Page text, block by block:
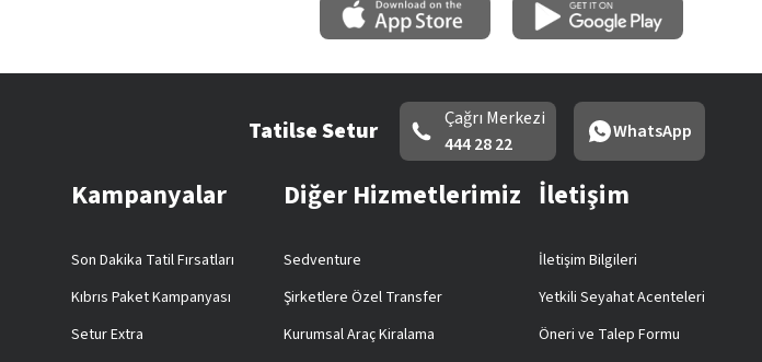
Tatilse Setur
Çağrı Merkezi
444 28 22
WhatsApp
Kampanyalar
Son Dakika Tatil Fırsatları
Kıbrıs Paket Kampanyası
Setur Extra
Diğer Hizmetlerimiz
Sedventure
Şirketlere Özel Transfer
Kurumsal Araç Kiralama
İletişim
İletişim Bilgileri
Yetkili Seyahat Acenteleri
Öneri ve Talep Formu